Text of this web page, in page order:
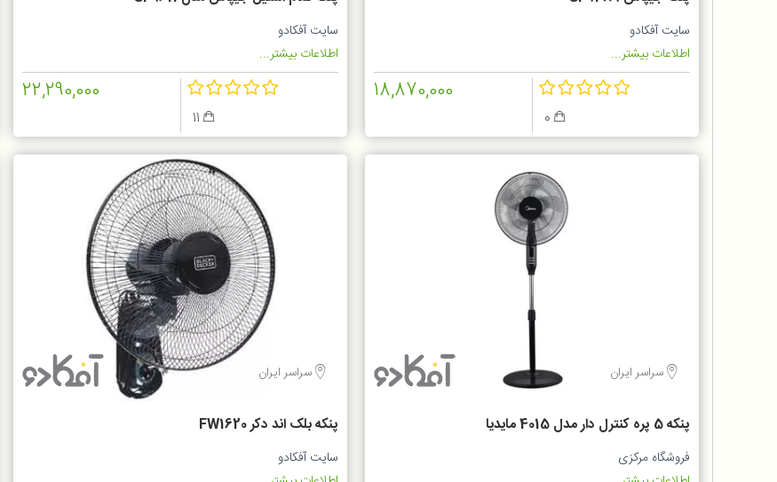
سایت آفکادو
اطلاعات بیشتر...
18,870,000
سایت آفکادو
اطلاعات بیشتر...
22,290,000
سراسر ایران
پنکه 5 پره کنترل دار مدل 4015 مایدیا
فروشگاه مرکزی
سراسر ایران
پنکه بلک اند دکر FW1620
سایت آفکادو